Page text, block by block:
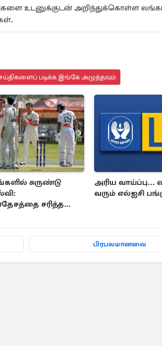
உடனுக்குடன் அறிந்துக்கொள்ள
படிக்க இங்கே அழுத்தவும்
சுருண்டு
சரித்த
அரிய வாய்ப்பு...
வரும் எல்ஐசி
பிரபலமானவை